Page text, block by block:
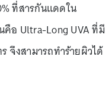
ที่สารกันแดดใน
อ Ultra-Long UVA ที่มี
จึงสามารถทำร้ายผิวได้